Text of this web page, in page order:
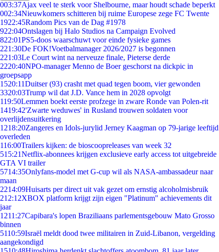
003:37Ajax veel te sterk voor Shelbourne, maar houdt schade beperkt
002:34Nieuwkomers schitteren bij ruime Europese zege FC Twente
1922:45Random Pics van de Dag #1978
922:04Ontslagen bij Halo Studios na Campaign Evolved
822:01PS5-doos waarschuwt voor einde fysieke games
221:30De FOK!Voetbalmanager 2026/2027 is begonnen
221:03Le Court wint na nerveuze finale, Pieterse derde
2220:40NPO-manager Menno de Boer geschorst na dickpic in
groepsapp
1520:11Duitser (93) crasht met quad tegen boom, vier gewonden
3320:03Trump wil dat J.D. Vance hem in 2028 opvolgt
119:50Lemmen boekt eerste profzege in zware Ronde van Polen-rit
1419:42'Zwarte weduwes' in Rusland trouwen soldaten voor
overlijdensuitkering
1218:20Zangeres en Idols-jurylid Jerney Kaagman op 79-jarige leeftijd
overleden
116:00Trailers kijken: de bioscoopreleases van week 32
515:21Netflix-abonnees krijgen exclusieve early access tot uitgebreide
GTA VI trailer
5714:35Onlyfans-model met G-cup wil als NASA-ambassadeur naar
maan
2214:09Huisarts per direct uit vak gezet om ernstig alcoholmisbruik
212:12XBOX platform krijgt zijn eigen "Platinum" achievements dit
jaar
1211:27Capibara's lopen Braziliaans parlementsgebouw Mato Grosso
binnen
5110:59Israël meldt dood twee militairen in Zuid-Libanon, vergelding
aangekondigd